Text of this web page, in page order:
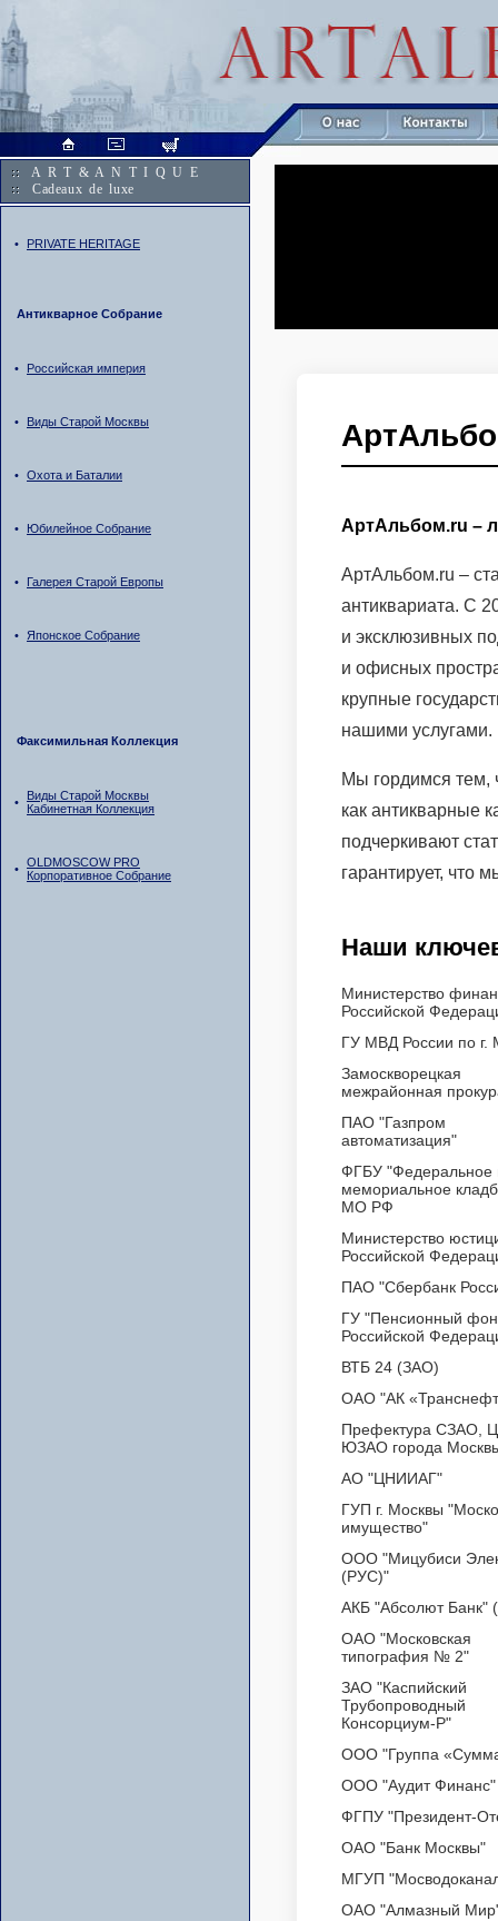
A R T & A N T I Q U E
Cadeaux de luxe
• PRIVATE HERITAGE
Антикварное Собрание
• Российская империя
• Виды Старой Москвы
• Охота и Баталии
• Юбилейное Собрание
• Галерея Старой Европы
• Японское Собрание
Факсимильная Коллекция
•
Виды Старой Москвы
Кабинетная Коллекция
• OLDMOSCOW PRO
Корпоративное Собрание
АртАльбом.ru –
АртАльбом.ru –
антиквариата. С
и эксклюзивных
и офисных
крупные
нашими услугами.
Мы гордимся тем,
как антикварные
подчеркивают
гарантирует, что
Наши
Министерство
Российской
ГУ МВД России по г.
Замоскворецкая
межрайонная
ПАО "Газпром
автоматизация"
ФГБУ "Федеральное
мемориальное
МО РФ
Министерство
Российской
ПАО "Сбербанк
ГУ "Пенсионный
Российской
ВТБ 24 (ЗАО)
ОАО "АК
Префектура СЗАО,
ЮЗАО города
АО "ЦНИИАГ"
ГУП г. Москвы
имущество"
ООО "Мицубиси
(РУС)"
АКБ "Абсолют Банк"
ОАО "Московская
типография № 2"
ЗАО "Каспийский
Трубопроводный
Консорциум-Р"
ООО "Группа
ООО "Аудит Финанс"
ФГПУ "Президент-
ОАО "Банк Москвы"
МГУП
ОАО "Алмазный